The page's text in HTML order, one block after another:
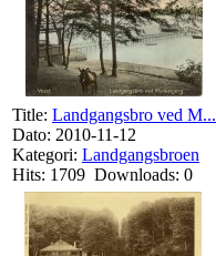
Title: Landgangsbro ved M...
Dato: 2010-11-12
Kategori: Landgangsbroen
Hits: 1709 Downloads: 0